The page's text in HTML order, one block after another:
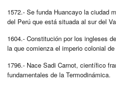
1572.- Se funda Huancayo la ciudad
del Perú que está situada al sur del
1604.- Constitución por los ingleses
la que comienza el imperio colonial
1796.- Nace Sadi Carnot, científico
fundamentales de la Termodinámica.